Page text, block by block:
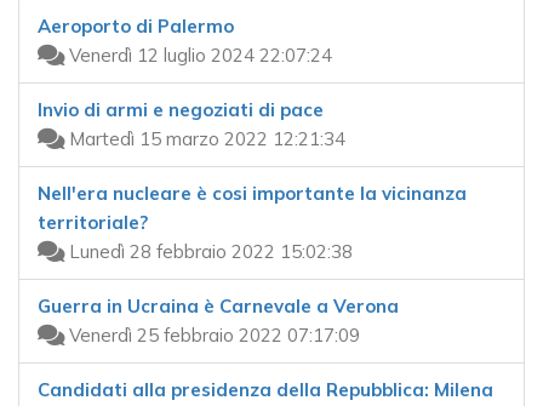
Aeroporto di Palermo
Venerdì 12 luglio 2024 22:07:24
Invio di armi e negoziati di pace
Martedì 15 marzo 2022 12:21:34
Nell'era nucleare è cosi importante la vicinanza
territoriale?
Lunedì 28 febbraio 2022 15:02:38
Guerra in Ucraina è Carnevale a Verona
Venerdì 25 febbraio 2022 07:17:09
Candidati alla presidenza della Repubblica: Milena